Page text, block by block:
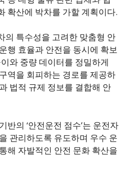
확산에 박차를 가할 계획이다.
의 특수성을 고려한 맞춤형 안
행 효율과 안전을 동시에 확보
와 중량 데이터를 정밀하게
역을 회피하는 경로를 제공하
법적 규제 정보를 결합해 안
반의 ‘안전운전 점수’는 운전자
관리하도록 유도하며 우수 운
해 자발적인 안전 문화 확산을